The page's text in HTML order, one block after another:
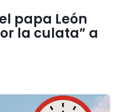
papa León
la culata” a